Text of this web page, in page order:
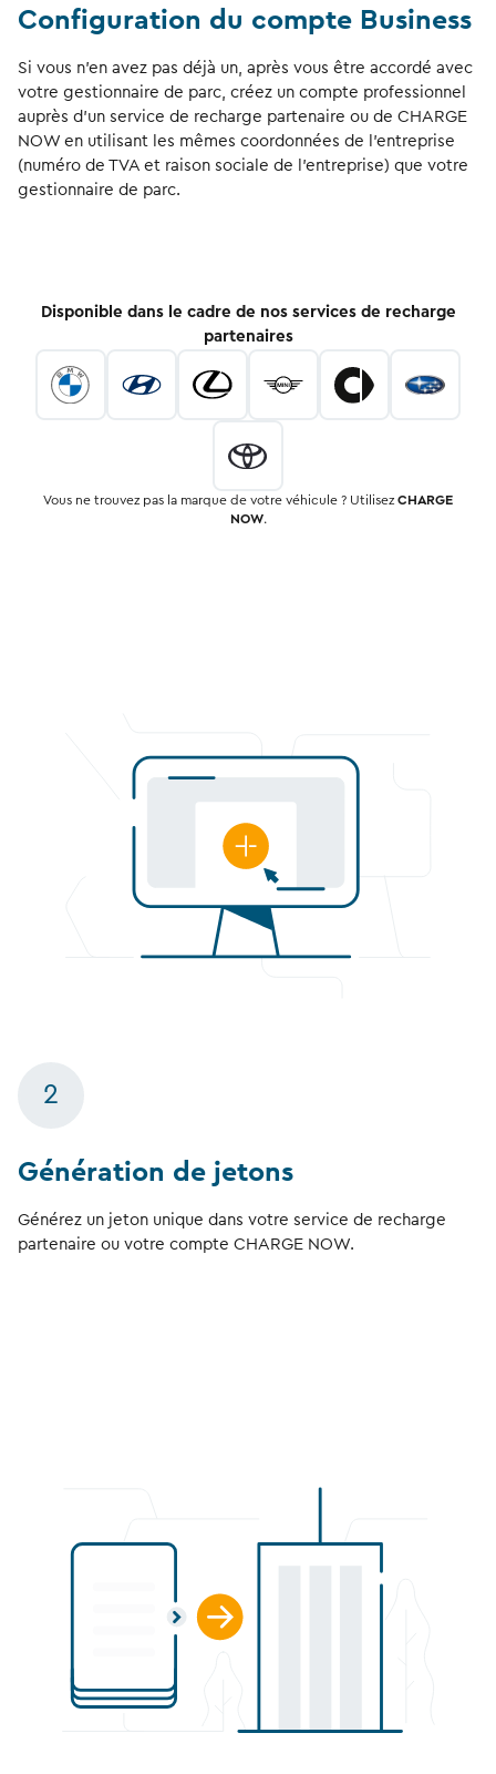
Configuration du compte Business
Si vous n’en avez pas déjà un, après vous être accordé avec
votre gestionnaire de parc, créez un compte professionnel
auprès d’un service de recharge partenaire ou de CHARGE
NOW en utilisant les mêmes coordonnées de l’entreprise
(numéro de TVA et raison sociale de l’entreprise) que votre
gestionnaire de parc.
Disponible dans le cadre de nos services de recharge
partenaires
Vous ne trouvez pas la marque de votre véhicule ? Utilisez CHARGE
NOW.
2
Génération de jetons
Générez un jeton unique dans votre service de recharge
partenaire ou votre compte CHARGE NOW.